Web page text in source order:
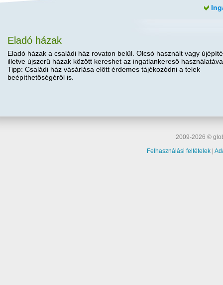
Eladó házak
Eladó házak a családi ház rovaton belül. Olcsó használt vagy
illetve újszerű házak között kereshet az ingatlankereső
Tipp: Családi ház vásárlása előtt érdemes tájékozódni a telek
beépíthetőségéről is.
2009-2026 ©
Felhasználási feltételek